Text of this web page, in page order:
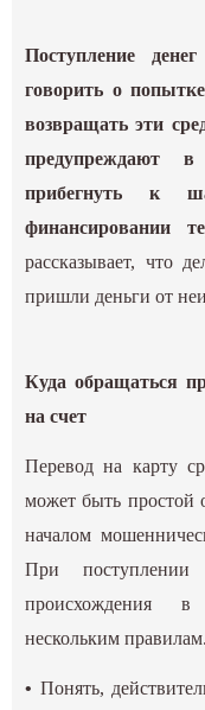
Поступление
говорить о
возвращать эти
предупреждают
прибегнуть к
финансировании
рассказывает, что
пришли деньги от
Куда обращаться
на счет
Перевод на карту
может быть простой
началом
При поступлении
происхождения
нескольким правилам.
• Понять,